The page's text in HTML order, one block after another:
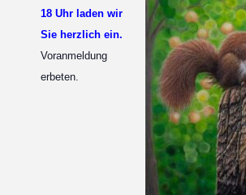
18 Uhr laden wir
Sie herzlich ein.
Voranmeldung
erbeten.